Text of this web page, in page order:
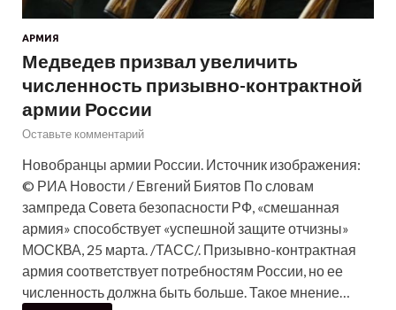
АРМИЯ
Медведев призвал увеличить
численность призывно-контрактной
армии России
Оставьте комментарий
Новобранцы армии России. Источник изображения:
© РИА Новости / Евгений Биятов По словам
зампреда Совета безопасности РФ, «смешанная
армия» способствует «успешной защите отчизны»
МОСКВА, 25 марта. /ТАСС/. Призывно-контрактная
армия соответствует потребностям России, но ее
численность должна быть больше. Такое мнение…